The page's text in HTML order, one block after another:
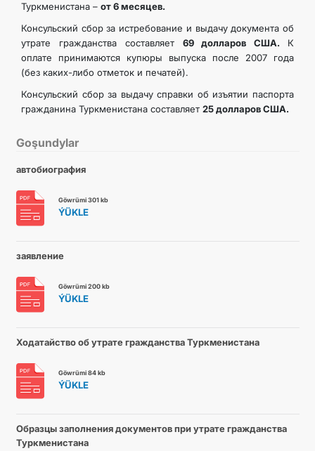
Туркменистана – от 6 месяцев.
Консульский сбор за истребование и выдачу документа об
утрате гражданства составляет 69 долларов США. К
оплате принимаются купюры выпуска после 2007 года
(без каких-либо отметок и печатей).
Консульский сбор за выдачу справки об изъятии паспорта
гражданина Туркменистана составляет 25 долларов США.
Goşundylar
автобиография
Göwrümi 301 kb
ÝÜKLE
заявление
Göwrümi 200 kb
ÝÜKLE
Ходатайство об утрате гражданства Туркменистана
Göwrümi 84 kb
ÝÜKLE
Образцы заполнения документов при утрате гражданства
Туркменистана